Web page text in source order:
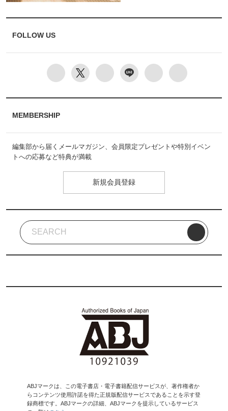
FOLLOW US
MEMBERSHIP
編集部から届くメールマガジン、会員限定プレゼントや特別イベン
トへの応募など特典が満載
新規会員登録
ABJマークは、この電子書店・電子書籍配信サービスが、著作権者か
らコンテンツ使用許諾を得た正規版配信サービスであることを示す登
録商標です。ABJマークの詳細、ABJマークを提示しているサービス